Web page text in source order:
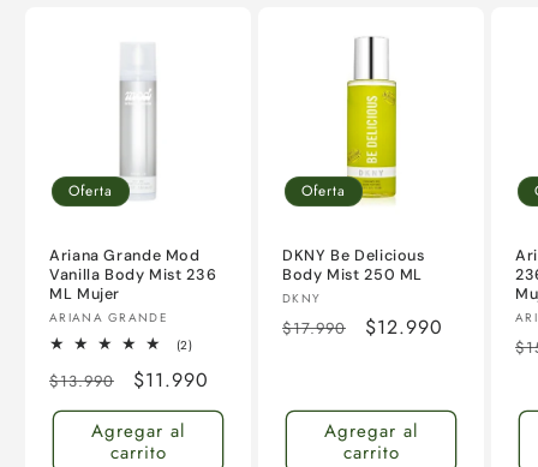
Oferta
Ariana Grande Mod
Vanilla Body Mist 236
ML Mujer
Proveedor:
ARIANA GRANDE
(2)2
totales
Precio
habitual
$13.990
Precio
de
oferta
$11.990
Agregar al
carrito
Oferta
DKNY Be Delicious
Body Mist 250 ML
Proveedor:
DKNY
Precio
$17.990
Precio
$12.990
Agregar al
carrito